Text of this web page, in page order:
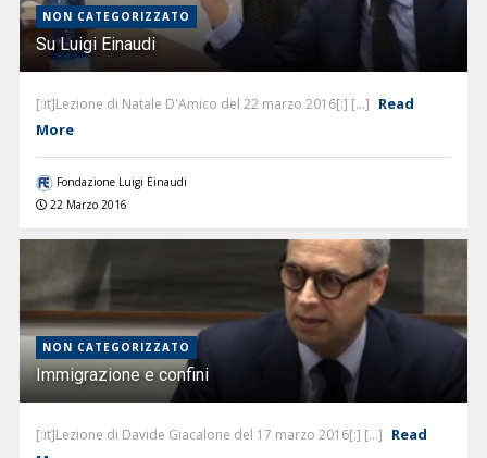
NON CATEGORIZZATO
Su Luigi Einaudi
[:it]Lezione di Natale D'Amico del 22 marzo 2016[:] [...] Read
More
Fondazione Luigi Einaudi
22 Marzo 2016
NON CATEGORIZZATO
Immigrazione e confini
[:it]Lezione di Davide Giacalone del 17 marzo 2016[:] [...] Read